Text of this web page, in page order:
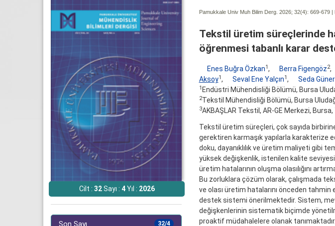
Cilt : 32Sayı : 4Yıl : 2026
32/4
Pamukkale Univ Muh Bilim Derg. 2026; 32(4): 669-679 |
Tekstil üretim süreçlerinde
öğrenmesi tabanlı karar
Enes Buğra Özkan1 , Berra Figengöz2,
Aksoy1 , Seval Ene Yalçın1 , Seda
1 Endüstri Mühendisliği Bölümü, Bursa
2Tekstil Mühendisliği Bölümü, Bursa
3AKBAŞLAR Tekstil, AR-GE Merkezi, Bursa,
Tekstil üretim süreçleri, çok sayıda
gerektiren karmaşık yapılarla karakterize
doku, dayanıklılık ve üretim maliyeti gibi
yüksek değişkenlik, istenilen kalite
üretim hatalarının oluşma olasılığını
Bu zorluklara çözüm olarak, çalışmada
ve olası üretim hatalarını önceden
destek sistemi önerilmektedir. Sistem,
değişkenlerinin sistematik biçimde
proaktif müdahalelere olanak tanımaktadır.